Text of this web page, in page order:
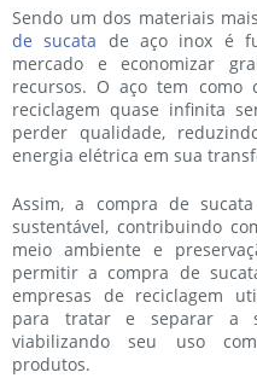
Sendo um dos materiais
de sucata de aço inox é
mercado e economizar
recursos. O aço tem como
reciclagem quase infinita
perder qualidade,
energia elétrica em sua
Assim, a compra de
sustentável, contribuindo
meio ambiente e
permitir acompra de
empresas de reciclagem
para tratar e separar a
viabilizando seu uso
produtos.